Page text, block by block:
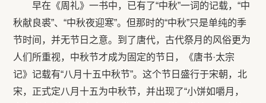
早在《周礼》一书中，已有了“中秋”一词的记载，“中
秋献良裘”、“中秋夜迎寒”。但那时的“中秋”只是单纯的季
节时间，并无节日之意。到了唐代，古代祭月的风俗更为
人们所重视，中秋节才成为固定的节日，《唐书·太宗
记》记载有“八月十五中秋节”。这个节日盛行于宋朝，北
宋，正式定八月十五为中秋节，并出现了“小饼如嚼月，